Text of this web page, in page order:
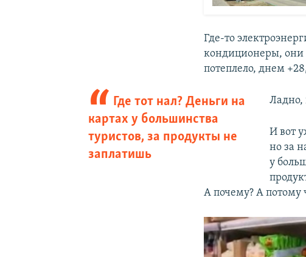
Где-то
кондиционеры, они
потеплело, днем
Где тот нал? Деньги на
картах у большинства
туристов, за продукты не
заплатишь
Ладно,
И вот
но за
у
А почему? А потому